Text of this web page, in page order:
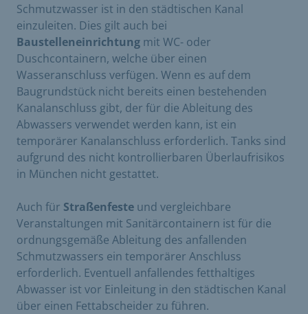
Schmutzwasser ist in den städtischen Kanal
einzuleiten. Dies gilt auch bei
Baustelleneinrichtung mit WC- oder
Duschcontainern, welche über einen
Wasseranschluss verfügen. Wenn es auf dem
Baugrundstück nicht bereits einen bestehenden
Kanalanschluss gibt, der für die Ableitung des
Abwassers verwendet werden kann, ist ein
temporärer Kanalanschluss erforderlich. Tanks sind
aufgrund des nicht kontrollierbaren Überlaufrisikos
in München nicht gestattet.
Auch für Straßenfeste und vergleichbare
Veranstaltungen mit Sanitärcontainern ist für die
ordnungsgemäße Ableitung des anfallenden
Schmutzwassers ein temporärer Anschluss
erforderlich. Eventuell anfallendes fetthaltiges
Abwasser ist vor Einleitung in den städtischen Kanal
über einen Fettabscheider zu führen.